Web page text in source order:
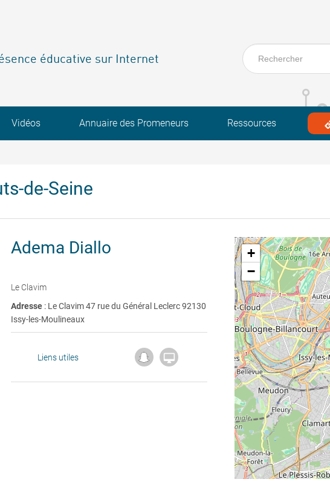
éducative sur Internet
Vidéos Annuaire des Promeneurs Ressources
de-Seine
Adema Diallo
Le Clavim
Adresse : Le Clavim 47 rue du Général Leclerc 92130
Issy-les-Moulineaux
Liens utiles 
+
−